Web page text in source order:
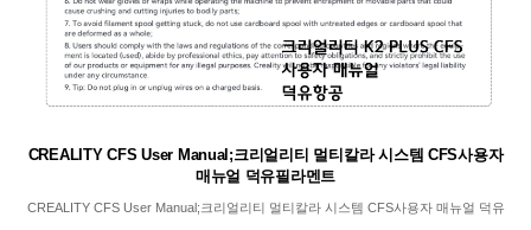
CREALITY CFS User Manual;크리얼리티 멀티칼라 시스템 CFS사용자
매뉴얼 덕유필라멘트
CREALITY CFS User Manual;크리얼리티 멀티칼라 시스템 CFS사용자 매뉴얼 덕유